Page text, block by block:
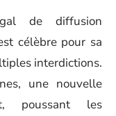
de diffusion
célèbre pour sa
interdictions.
une nouvelle
poussant les